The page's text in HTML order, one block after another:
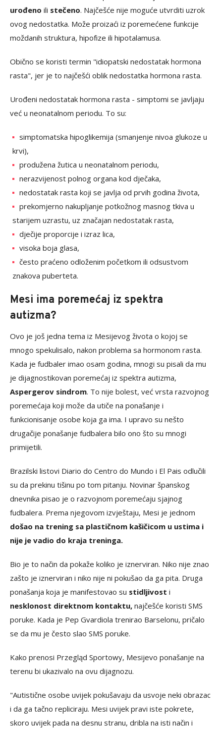
urođeno ili stečeno. Najčešće nije moguće utvrditi uzrok
ovog nedostatka. Može proizaći iz poremećene funkcije
moždanih struktura, hipofize ili hipotalamusa.
Obično se koristi termin "idiopatski nedostatak hormona
rasta", jer je to najčešći oblik nedostatka hormona rasta.
Urođeni nedostatak hormona rasta - simptomi se javljaju
već u neonatalnom periodu. To su:
simptomatska hipoglikemija (smanjenje nivoa glukoze u
krvi),
produžena žutica u neonatalnom periodu,
nerazvijenost polnog organa kod dječaka,
nedostatak rasta koji se javlja od prvih godina života,
prekomjerno nakupljanje potkožnog masnog tkiva u
starijem uzrastu, uz značajan nedostatak rasta,
dječije proporcije i izraz lica,
visoka boja glasa,
često praćeno odloženim početkom ili odsustvom
znakova puberteta.
Mesi ima poremećaj iz spektra
autizma?
Ovo je još jedna tema iz Mesijevog života o kojoj se
mnogo spekulisalo, nakon problema sa hormonom rasta.
Kada je fudbaler imao osam godina, mnogi su pisali da mu
je dijagnostikovan poremećaj iz spektra autizma,
Aspergerov sindrom. To nije bolest, već vrsta razvojnog
poremećaja koji može da utiče na ponašanje i
funkcionisanje osobe koja ga ima. I upravo su nešto
drugačije ponašanje fudbalera bilo ono što su mnogi
primijetili.
Brazilski listovi Diario do Centro do Mundo i El Pais odlučili
su da prekinu tišinu po tom pitanju. Novinar španskog
dnevnika pisao je o razvojnom poremećaju sjajnog
fudbalera. Prema njegovom izvještaju, Mesi je jednom
došao na trening sa plastičnom kašičicom u ustima i
nije je vadio do kraja treninga.
Bio je to način da pokaže koliko je iznerviran. Niko nije znao
zašto je iznerviran i niko nije ni pokušao da ga pita. Druga
ponašanja koja je manifestovao su stidljivost i
nesklonost direktnom kontaktu, najčešće koristi SMS
poruke. Kada je Pep Gvardiola trenirao Barselonu, pričalo
se da mu je često slao SMS poruke.
Kako prenosi Przegląd Sportowy, Mesijevo ponašanje na
terenu bi ukazivalo na ovu dijagnozu.
"Autistične osobe uvijek pokušavaju da usvoje neki obrazac
i da ga tačno repliciraju. Mesi uvijek pravi iste pokrete,
skoro uvijek pada na desnu stranu, dribla na isti način i